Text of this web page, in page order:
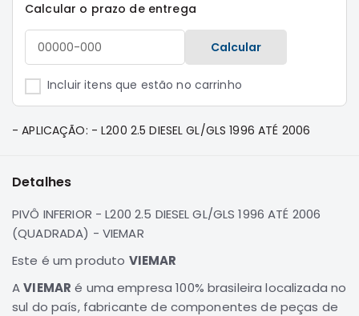
Elétrica
L200
Triton
Motor
Correias
Filtros
Transmissão
Elétrica
Acessórios
Calcular o prazo de entrega
Calcular
Incluir itens que estão no carrinho
- APLICAÇÃO: - L200 2.5 DIESEL GL/GLS 1996 ATÉ 2006
Detalhes
PIVÔ INFERIOR - L200 2.5 DIESEL GL/GLS 1996 ATÉ 2006
(QUADRADA) - VIEMAR
Este é um produto VIEMAR
AVIEMAR é uma empresa 100% brasileira localizada no
sul do país, fabricante de componentes de peças de